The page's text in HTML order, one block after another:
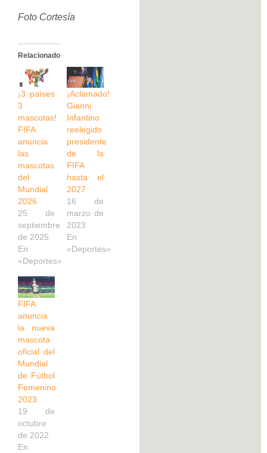
Foto Cortesía
Relacionado
¡3 países
3
mascotas!
FIFA
anuncia
las
mascotas
del
Mundial
2026
25 de
septiembre
de 2025
En
«Deportes»
¡Aclamado!
Gianni
Infantino
reelegido
presidente
de la
FIFA
hasta el
2027
16 de
marzo de
2023
En
«Deportes»
FIFA
anuncia
la nueva
mascota
oficial del
Mundial
de Fútbol
Femenino
2023
19 de
octubre
de 2022
En